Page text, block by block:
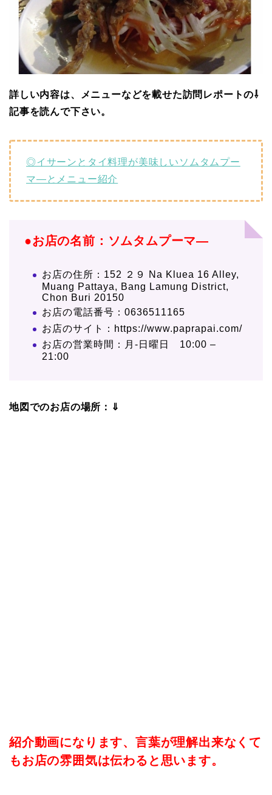
詳しい内容は、メニューなどを載せた訪問レポートの⇩
記事を読んで下さい。
◎イサーンとタイ料理が美味しいソムタムプー
マ―とメニュー紹介
●お店の名前： ソムタムプーマ―
お店の住所：152 ２９ Na Kluea 16 Alley,
Muang Pattaya, Bang Lamung District,
Chon Buri 20150
お店の電話番号：0636511165
お店のサイト：https://www.paprapai.com/
お店の営業時間：月-日曜日 10:00 –
21:00
地図でのお店の場所：⇓
紹介動画になります、言葉が理解出来なくて
もお店の雰囲気は伝わると思います。